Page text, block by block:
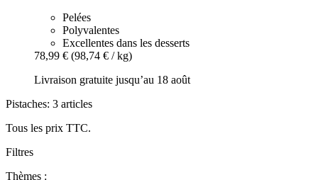
Pelées
Polyvalentes
Excellentes dans les desserts
78,99 € (98,74 € / kg)
Livraison gratuite jusqu’au 18 août
Pistaches: 3 articles
Tous les prix TTC.
Filtres
Thèmes :